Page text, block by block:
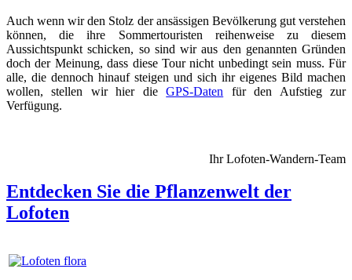
Auch wenn wir den Stolz der ansässigen Bevölkerung gut verstehen
können, die ihre Sommertouristen reihenweise zu diesem
Aussichtspunkt schicken, so sind wir aus den genannten Gründen
doch der Meinung, dass diese Tour nicht unbedingt sein muss. Für
alle, die dennoch hinauf steigen und sich ihr eigenes Bild machen
wollen, stellen wir hier dieGPS-Daten für den Aufstieg zur
Verfügung.
Ihr Lofoten-Wandern-Team
Entdecken Sie die Pflanzenwelt der
Lofoten